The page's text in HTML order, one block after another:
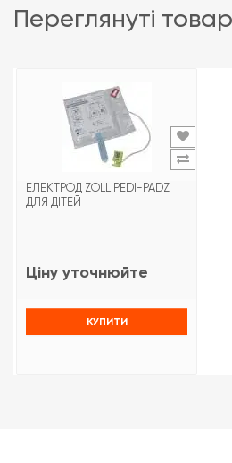
переглянуті
ЕЛЕКТРОД ZOLL PEDI-PADZ
ДЛЯ ДІТЕЙ
Ціну уточнюйте
КУПИТИ